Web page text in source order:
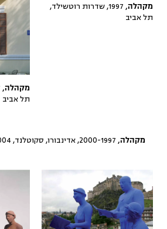
מקהלה,
תל אביב
מקהלה,
1997, שדרות רוטשילד,
תל אביב
מקהלה,